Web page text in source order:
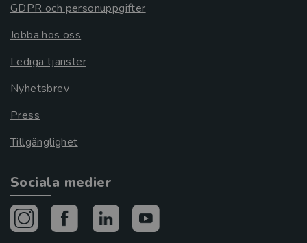
GDPR och personuppgifter
Jobba hos oss
Lediga tjänster
Nyhetsbrev
Press
Tillgänglighet
Sociala medier